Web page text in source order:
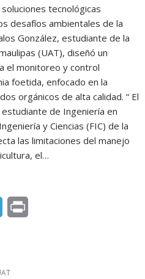
l
e
g
r
a
i
n
t
tecnológicas
desafíos ambientales de la
González, estudiante de la
(UAT), diseñó un
el monitoreo y control
foetida, enfocado en la
orgánicos de alta calidad. “ El
de Ingeniería en
y Ciencias (FIC) de la
las limitaciones del manejo
el…
e